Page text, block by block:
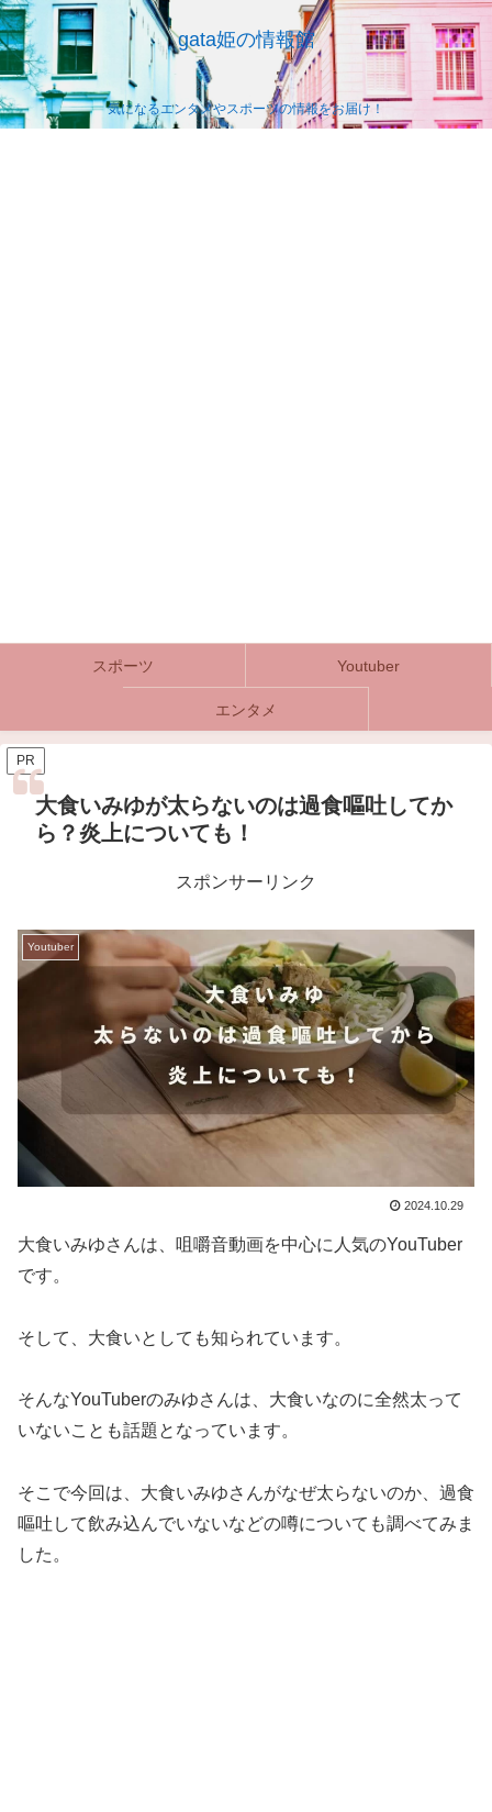
gata姫の情報館
気になるエンタメやスポーツの情報をお届け！
スポーツ Youtuber
エンタメ
PR
大食いみゆが太らないのは過食嘔吐してか
ら？炎上についても！
スポンサーリンク
Youtuber
2024.10.29
大食いみゆさんは、咀嚼音動画を中心に人気のYouTuber
です。
そして、大食いとしても知られています。
そんなYouTuberのみゆさんは、大食いなのに全然太って
いないことも話題となっています。
そこで今回は、大食いみゆさんがなぜ太らないのか、過食
嘔吐して飲み込んでいないなどの噂についても調べてみま
した。